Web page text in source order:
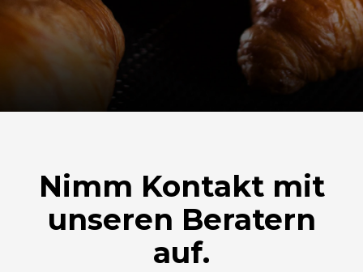
Nimm Kontakt mit
unseren Beratern
auf.